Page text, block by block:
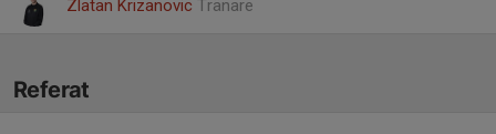
Zlatan Krizanovic Tränare
Referat